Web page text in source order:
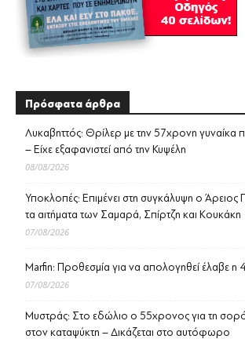
Πρόσφατα άρθρα
Λυκαβηττός: Θρίλερ με την 57χρονη γυναίκα
– Είχε εξαφανιστεί από την Κυψέλη
08/08/2026
Υποκλοπές: Επιμένει στη συγκάλυψη ο Άρειος
τα αιτήματα των Σαμαρά, Σπίρτζη και Κουκάκη
07/08/2026
Marfin: Προθεσμία για να απολογηθεί έλαβε η
07/08/2026
Μυστράς: Στο εδώλιο ο 55χρονος για τη
στον καταψύκτη – Δικάζεται στο αυτόφωρο